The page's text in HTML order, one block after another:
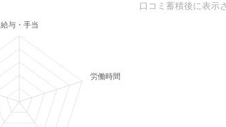
給与・手当
労働時間・休日
口コミ蓄積後に表示